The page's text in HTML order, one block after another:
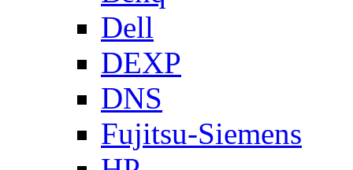
Dell
DEXP
DNS
Fujitsu-Siemens